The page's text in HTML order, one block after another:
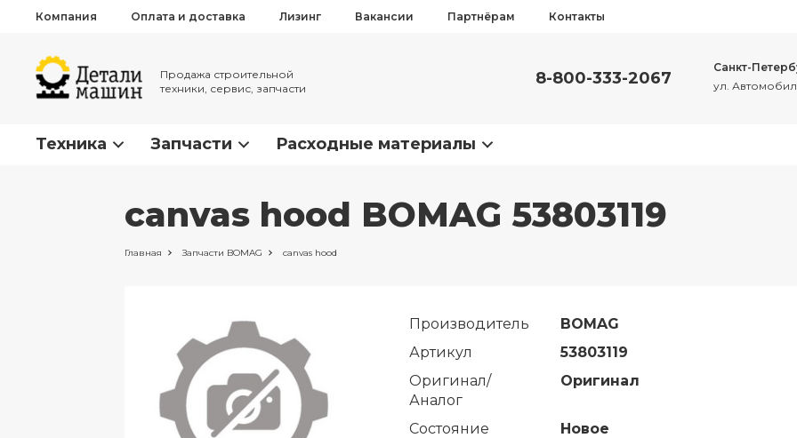
Компания Оплата и доставка Лизинг Вакансии Партнёрам Контакты
Продажа строительной
техники, сервис, запчасти
8-800-333-2067
Санкт-
ул.
Техника Запчасти Расходные материалы
canvas hood BOMAG 53803119
Главная Запчасти BOMAG canvas hood
Производитель
BOMAG
Артикул
53803119
Оригинал/
Аналог
Оригинал
Состояние
Новое